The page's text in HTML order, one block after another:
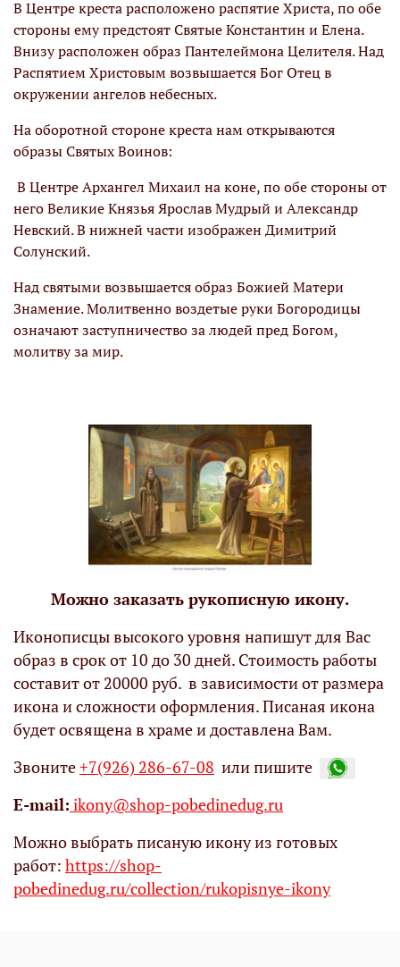
В Центре креста расположено распятие Христа, по обе
стороны ему предстоят Святые Константин и Елена.
Внизу расположен образ Пантелеймона Целителя. Над
Распятием Христовым возвышается Бог Отец в
окружении ангелов небесных.
На оборотной стороне креста нам открываются
образы Святых Воинов:
В Центре Архангел Михаил на коне, по обе стороны от
него Великие Князья Ярослав Мудрый и Александр
Невский. В нижней части изображен Димитрий
Солунский.
Над святыми возвышается образ Божией Матери
Знамение. Молитвенно воздетые руки Богородицы
означают заступничество за людей пред Богом,
молитву за мир.
Можно заказать рукописную икону.
Иконописцы высокого уровня напишут для Вас
образ в срок от 10 до 30 дней. Стоимость работы
составит от 20000 руб. в зависимости от размера
икона и сложности оформления. Писаная икона
будет освящена в храме и доставлена Вам.
Звоните+7(926) 286-67-08 или пишите
Е-mail: ikony@shop-pobedinedug.ru
Можно выбрать писаную икону из готовых
работ: https://shop-
pobedinedug.ru/collection/rukopisnye-ikony